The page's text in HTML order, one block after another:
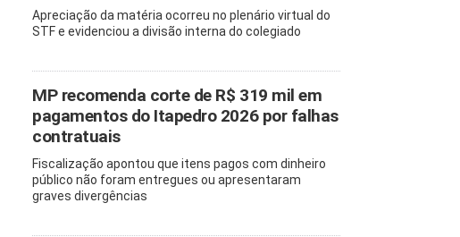
Apreciação da matéria ocorreu no plenário virtual do
STF e evidenciou a divisão interna do colegiado
MP recomenda corte de R$ 319 mil em
pagamentos do Itapedro 2026 por falhas
contratuais
Fiscalização apontou que itens pagos com dinheiro
público não foram entregues ou apresentaram
graves divergências